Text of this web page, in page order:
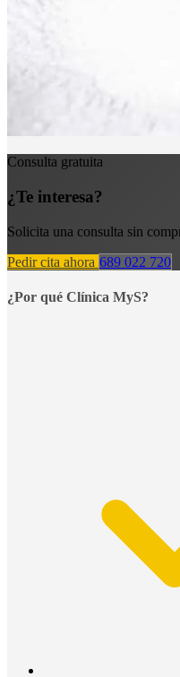
Consulta gratuita
¿Te interesa?
Solicita una consulta sin
Pedir cita ahora 689 022 720
¿Por qué Clínica MyS?